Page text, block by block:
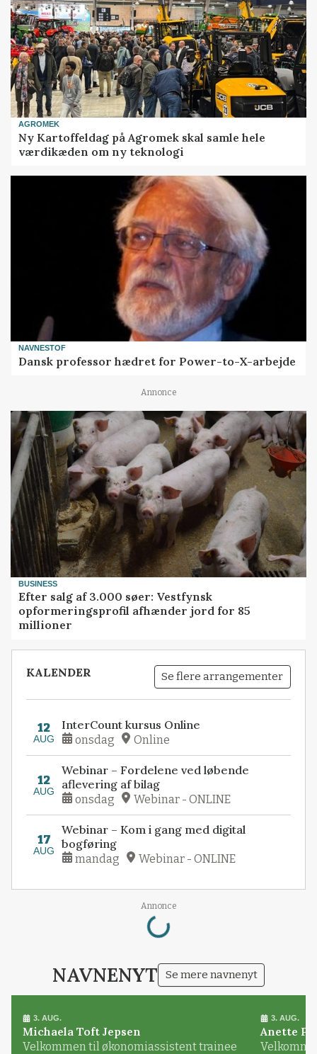
AGROMEK
Ny Kartoffeldag på Agromek skal samle hele
værdikæden om ny teknologi
NAVNESTOF
Dansk professor hædret for Power-to-X-arbejde
Annonce
BUSINESS
Efter salg af 3.000 søer: Vestfynsk
opformeringsprofil afhænder jord for 85
millioner
KALENDER Se flere arrangementer
12
AUG
InterCount kursus Online
onsdag Online
12
AUG
Webinar – Fordelene ved løbende
aflevering af bilag
onsdag Webinar - ONLINE
17
AUG
Webinar – Kom i gang med digital
bogføring
mandag Webinar - ONLINE
Annonce
Loading...
NAVNENYT Se mere navnenyt
3. AUG.
Michaela Toft Jepsen
Velkommen til økonomiassistent trainee
3. AUG.
Anette